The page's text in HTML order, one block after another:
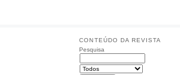
CONTEÚDO DA REVISTA
Pesquisa